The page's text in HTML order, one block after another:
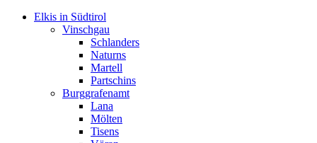
Elkis in Südtirol
Vinschgau
Schlanders
Naturns
Martell
Partschins
Burggrafenamt
Lana
Mölten
Tisens